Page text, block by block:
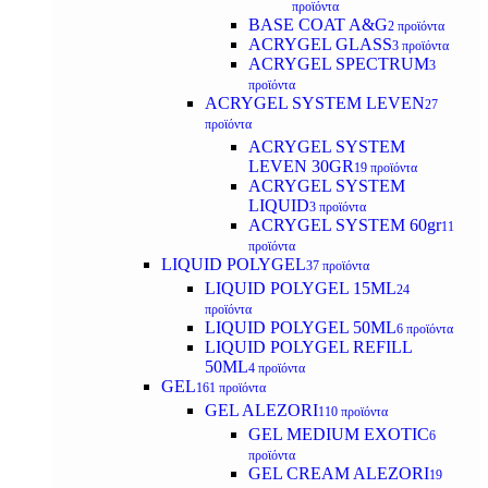
προϊόντα
BASE COAT A&G2 προϊόντα
ACRYGEL GLASS3 προϊόντα
ACRYGEL SPECTRUM3
προϊόντα
ACRYGEL SYSTEM LEVEN27
προϊόντα
ACRYGEL SYSTEM
LEVEN 30GR 19 προϊόντα
ACRYGEL SYSTEM
LIQUID3 προϊόντα
ACRYGEL SYSTEM 60gr11
προϊόντα
LIQUID POLYGEL37 προϊόντα
LIQUID POLYGEL 15ML24
προϊόντα
LIQUID POLYGEL 50ML6 προϊόντα
LIQUID POLYGEL REFILL
50ML4 προϊόντα
GEL161 προϊόντα
GEL ALEZORI110 προϊόντα
GEL MEDIUM EXOTIC6
προϊόντα
GEL CREAM ALEZORI19